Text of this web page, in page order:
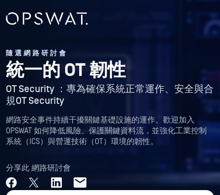
隨選網路研討會
統一的 OT 韌性
OT Security ：專為確保系統正常運作、安全與合
規OT Security
網路安全事件持續干擾關鍵基礎設施的運作。歡迎加入
OPSWAT 如何降低風險、保護關鍵資料流，並強化工業控制
系統（ICS）與營運技術（OT）環境的韌性。
分享此 網路研討會